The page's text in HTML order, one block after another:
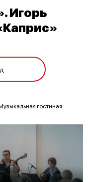
Игорь
гостиная